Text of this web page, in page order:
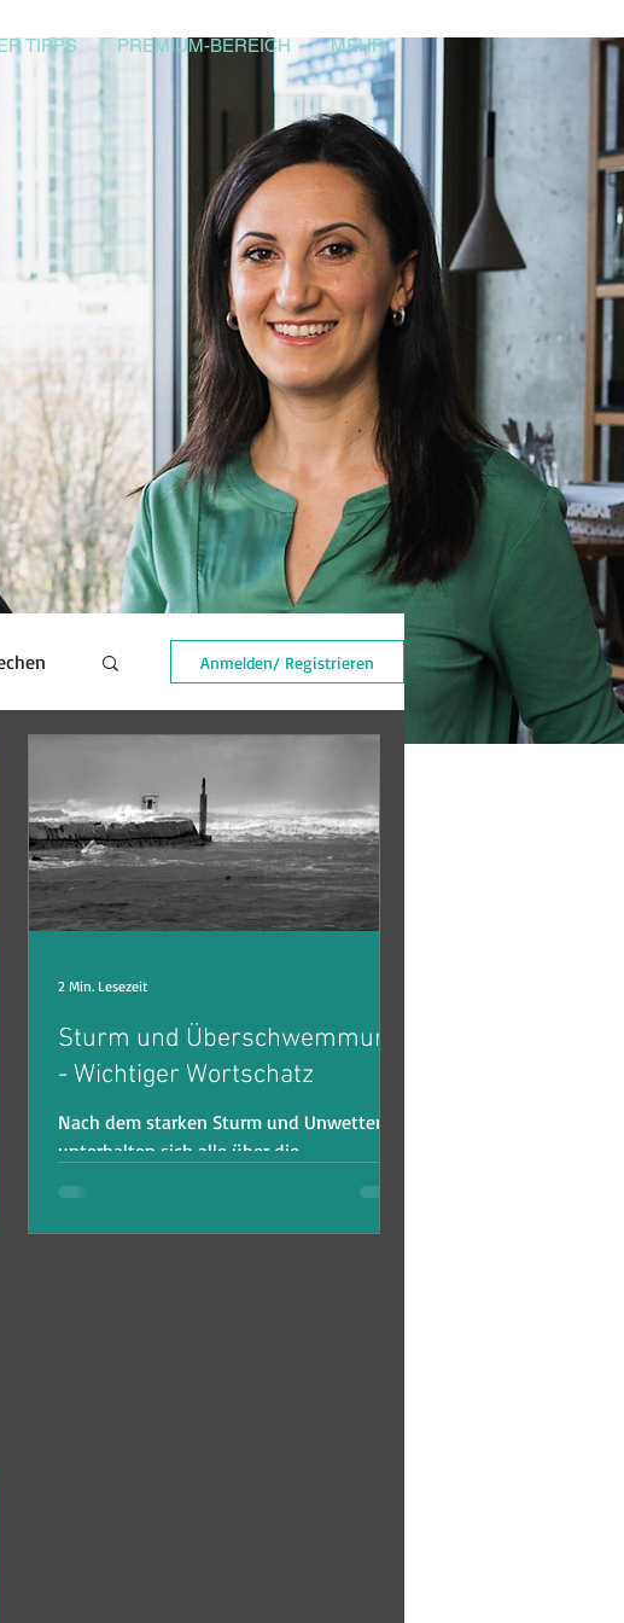
TIPPS PREMIUM-BEREICH MEHR
Anmelden/ Registrieren
Sturm und Überschwemmung
- Wichtiger Wortschatz
Nach dem starken Sturm und Unwetter
unterhalten sich alle über die
Geschehnisse. Lerne wichtige Vokabeln,
2 Min. Lesezeit